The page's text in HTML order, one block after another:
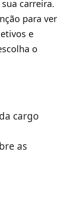
carreira.
para ver
e
o
cargo
as